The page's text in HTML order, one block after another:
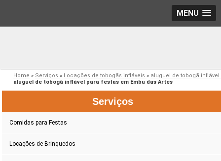
MENU
Home » Serviços » Locações de tobogãs infláveis » aluguel de tobogã inflável
aluguel de tobogã inflável para festas em Embu das Artes
Serviços
Comidas para Festas
Locações de Brinquedos